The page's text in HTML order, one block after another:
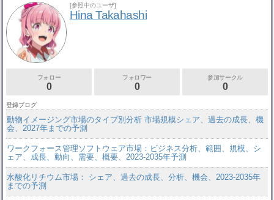
[参照中のユーザ]
Hina Takahashi
フォロー
0
フォロワー
0
参加サークル
0
登録ブログ
動物イメージング市場のタイプ別分析 市場規模シェア、過去の成長、機
会、2027年までの予測
ワークフォース管理ソフトウェア市場：ビジネス分析、範囲、規模、シ
ェア、成長、動向、需要、概要、2023-2035年予測
水酸化リチウム市場： シェア、過去の成長、分析、機会、2023-2035年
までの予測